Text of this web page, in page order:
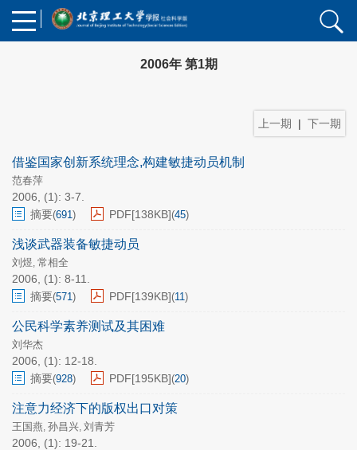
2006年 第1期
上一期 | 下一期
借鉴国家创新系统理念,构建敏捷动员机制
范春萍
2006, (1): 3-7.
摘要(691) PDF[138KB](45)
浅谈武器装备敏捷动员
刘煜, 常相全
2006, (1): 8-11.
摘要(571) PDF[139KB](11)
公民科学素养测试及其困难
刘华杰
2006, (1): 12-18.
摘要(928) PDF[195KB](20)
注意力经济下的版权出口对策
王国燕, 孙昌兴, 刘青芳
2006, (1): 19-21.